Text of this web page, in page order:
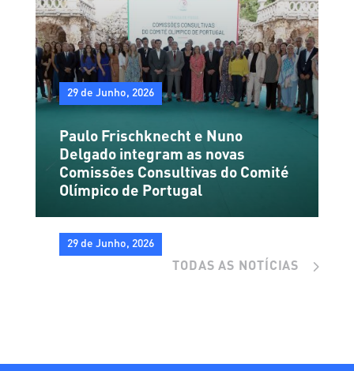
29 de Junho, 2026
Paulo Frischknecht e Nuno
Delgado integram as novas
Comissões Consultivas do Comité
Olímpico de Portugal
29 de Junho, 2026
TODAS AS NOTÍCIAS